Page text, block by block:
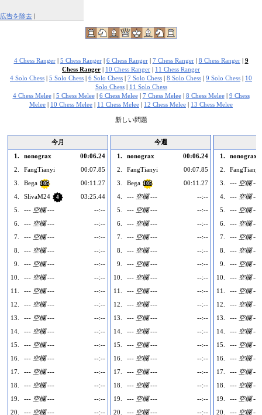
広告を除去 |
4 Chess Ranger| 5 Chess Ranger| 6 Chess Ranger| 7 Chess Ranger| 8 Chess Ranger| 9
Chess Ranger | 10 Chess Ranger | 11 Chess Ranger
4 Solo Chess | 5 Solo Chess | 6 Solo Chess | 7 Solo Chess | 8 Solo Chess | 9 Solo Chess | 10
Solo Chess| 11 Solo Chess
4 Chess Melee| 5 Chess Melee| 6 Chess Melee| 7 Chess Melee| 8 Chess Melee| 9 Chess
Melee | 10 Chess Melee | 11 Chess Melee | 12 Chess Melee | 13 Chess Melee
新しい問題
今月
1.
nonograx
00:06.24
2.
FangTianyi
00:07.85
3.
Bega 105
00:11.27
4.
SlivaM24 4
03:25.44
5.
--- 空欄 ---
--:--
6.
--- 空欄 ---
--:--
7.
--- 空欄 ---
--:--
8.
--- 空欄 ---
--:--
9.
--- 空欄 ---
--:--
10.
--- 空欄 ---
--:--
11.
--- 空欄 ---
--:--
12.
--- 空欄 ---
--:--
13.
--- 空欄 ---
--:--
14.
--- 空欄 ---
--:--
15.
--- 空欄 ---
--:--
16.
--- 空欄 ---
--:--
17.
--- 空欄 ---
--:--
18.
--- 空欄 ---
--:--
19.
--- 空欄 ---
--:--
20.
--- 空欄 --- --:--
今週
1.
nonograx
00:06.24
2.
FangTianyi
00:07.85
3.
Bega 105
00:11.27
4.
--- 空欄 ---
--:--
5.
--- 空欄 ---
--:--
6.
--- 空欄 ---
--:--
7.
--- 空欄 ---
--:--
8.
--- 空欄 ---
--:--
9.
--- 空欄 ---
--:--
10.
--- 空欄 ---
--:--
11.
--- 空欄 ---
--:--
12.
--- 空欄 ---
--:--
13.
--- 空欄 ---
--:--
14.
--- 空欄 ---
--:--
15.
--- 空欄 ---
--:--
16.
--- 空欄 ---
--:--
17.
--- 空欄 ---
--:--
18.
--- 空欄 ---
--:--
19.
--- 空欄 ---
--:--
20.
--- 空欄 --- --:--
1.
nonograx
2.
FangTianyi
3.
--- 空欄 ---
4.
--- 空欄 ---
5.
--- 空欄 ---
6.
--- 空欄 ---
7.
--- 空欄 ---
8.
--- 空欄 ---
9.
--- 空欄 ---
10.
--- 空欄 ---
11.
--- 空欄 ---
12.
--- 空欄 ---
13.
--- 空欄 ---
14.
--- 空欄 ---
15.
--- 空欄 ---
16.
--- 空欄 ---
17.
--- 空欄 ---
18.
--- 空欄 ---
19.
--- 空欄 ---
20.
--- 空欄 ---